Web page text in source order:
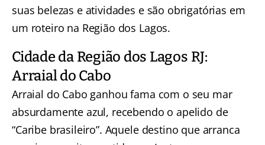
suas belezas e atividades e são obrigatórias em
um roteiro na Região dos Lagos.
Cidade da Região dos Lagos RJ:
Arraial do Cabo
Arraial do Cabo ganhou fama com o seu mar
absurdamente azul, recebendo o apelido de
“Caribe brasileiro”. Aquele destino que arranca